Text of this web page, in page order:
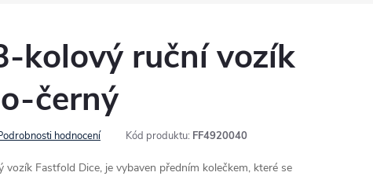
kolový ruční vozík
černý
hodnocení Kód produktu: FF4920040
vozík Fastfold Dice, je vybaven předním kolečkem, které se